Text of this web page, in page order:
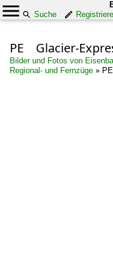
Suche
PE Glacier-
Bilder und Fotos von
Regional- und Fernzüge »